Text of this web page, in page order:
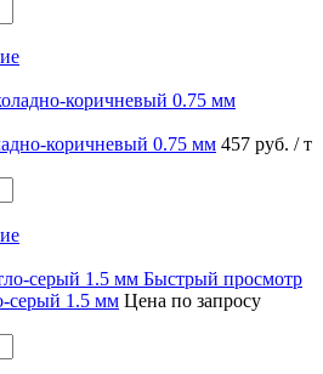
коричневый 0.75 мм 457 руб. / т
Быстрый просмотр
серый 1.5 мм Цена по запросу